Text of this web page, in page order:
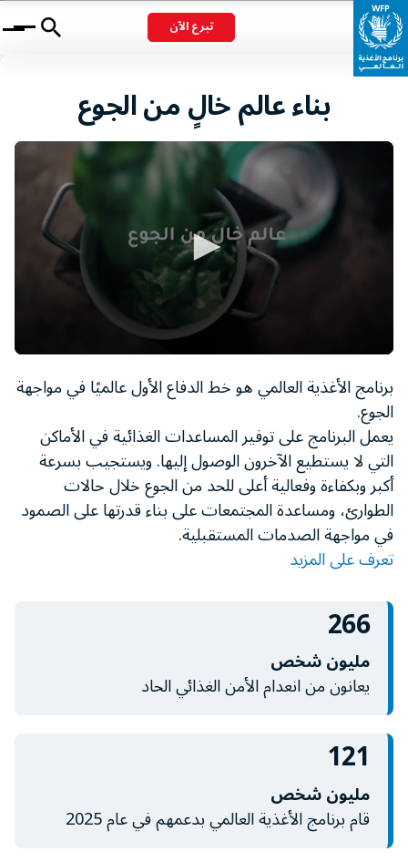
تبرع الآن Menu
بناء عالم خالٍ من الجوع
of
seconds
برنامج الأغذية العالمي هو خط الدفاع الأول عالميًا في مواجهة
الجوع.
يعمل البرنامج على توفير المساعدات الغذائية في الأماكن
التي لا يستطيع الآخرون الوصول إليها. ويستجيب بسرعة
أكبر وبكفاءة وفعالية أعلى للحد من الجوع خلال حالات
الطوارئ، ومساعدة المجتمعات على بناء قدرتها على الصمود
في مواجهة الصدمات المستقبلية.
تعرف على المزيد
266
مليون شخص
يعانون من انعدام الأمن الغذائي الحاد
121
مليون شخص
قام برنامج الأغذية العالمي بدعمهم في عام 2025